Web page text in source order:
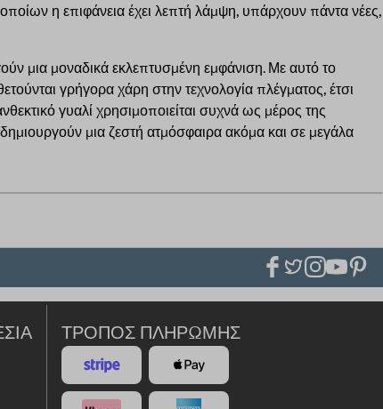
οποίων η επιφάνεια έχει λεπτή λάμψη, υπάρχουν πάντα νέες,
μια μοναδικά εκλεπτυσμένη εμφάνιση. Με αυτό το
γρήγορα χάρη στην τεχνολογία πλέγματος, έτσι
γυαλί χρησιμοποιείται συχνά ως μέρος της
μια ζεστή ατμόσφαιρα ακόμα και σε μεγάλα
ΤΡΌΠΟΣ ΠΛΗΡΩΜΉΣ